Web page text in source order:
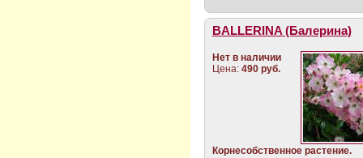
BALLERINA (Балерина)
Нет в наличии
Цена: 490 руб.
Корнесобственное растение.